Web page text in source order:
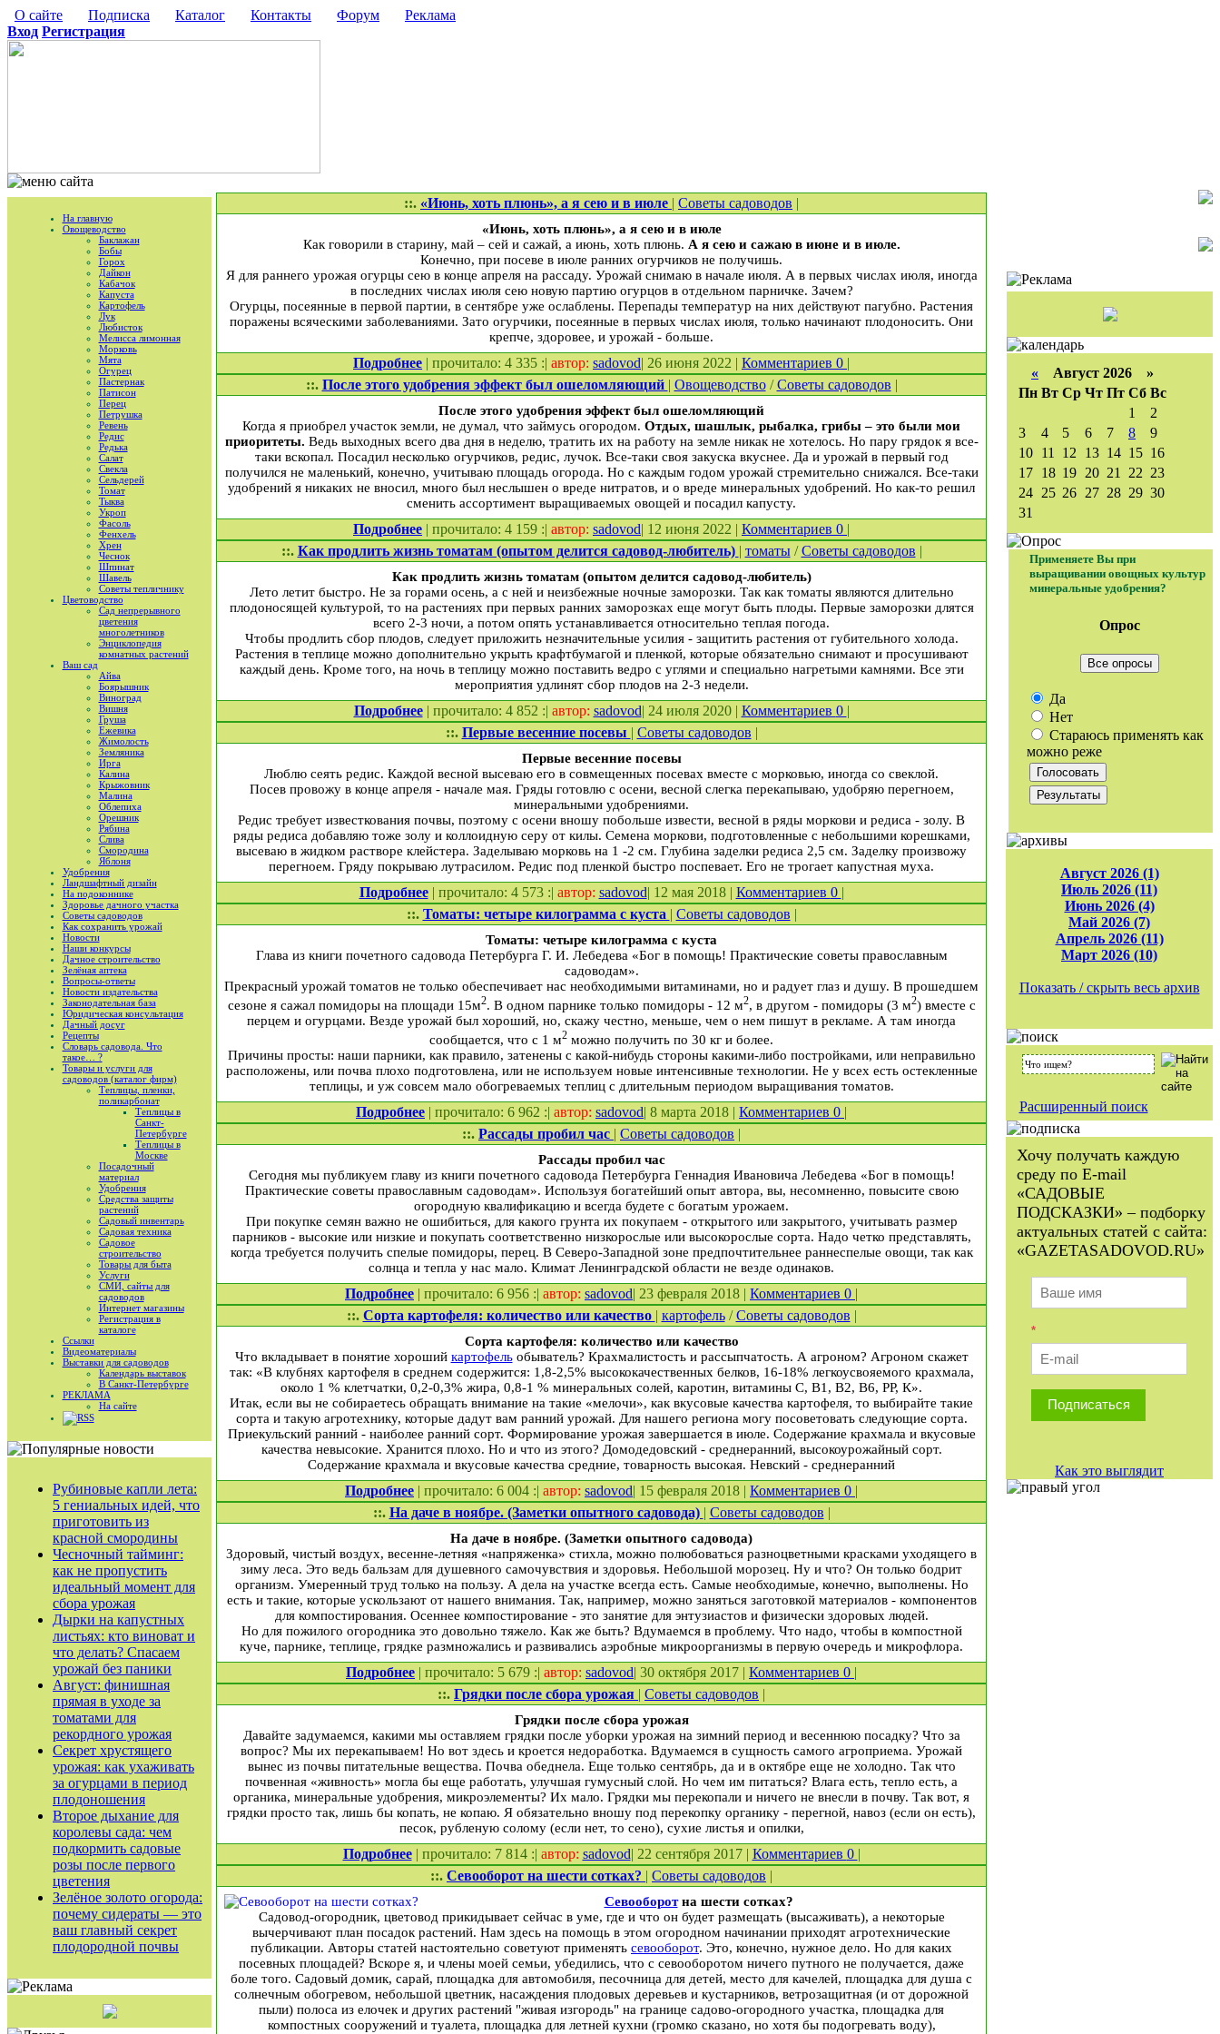
О сайте Подписка Каталог Контакты Форум
Реклама
Вход Регистрация
На главную
Овощеводство
Баклажан
Бобы
Горох
Дайкон
Кабачок
Капуста
Картофель
Лук
Любисток
Мелисса лимонная
Морковь
Мята
Огурец
Пастернак
Патисон
Перец
Петрушка
Ревень
Редис
Редька
Салат
Свекла
Сельдерей
Томат
Тыква
Укроп
Фасоль
Фенхель
Хрен
Чеснок
Шпинат
Шавель
Советы тепличнику
Цветоводство
Сад непрерывного
цветения
многолетников
Энциклопедия
комнатных растений
Ваш сад
Айва
Боярышник
Виноград
Вишня
Груша
Ежевика
Жимолость
Земляника
Ирга
Калина
Крыжовник
Малина
Облепиха
Орешник
Рябина
Слива
Смородина
Яблоня
Удобрения
Ландшафтный дизайн
На подоконнике
Здоровье дачного участка
Советы садоводов
Как сохранить урожай
Новости
Наши конкурсы
Дачное строительство
Зелёная аптека
Вопросы-ответы
Новости издательства
Законодательная база
Юридическая консультация
Дачный досуг
Рецепты
Словарь садовода. Что
такое… ?
Товары и услуги для
садоводов (каталог фирм)
Теплицы, пленки,
поликарбонат
Теплицы в
Санкт-
Петербурге
Теплицы в
Москве
Посадочный
материал
Удобрения
Средства защиты
растений
Садовый инвентарь
Садовая техника
Садовое
строительство
Товары для быта
Услуги
СМИ, сайты для
садоводов
Интернет магазины
Регистрация в
каталоге
Ссылки
Видеоматериалы
Выставки для садоводов
Календарь выставок
В Санкт-Петербурге
РЕКЛАМА
На сайте
RSS
Рубиновые капли лета:
5 гениальных идей, что
приготовить из
красной смородины
Чесночный тайминг:
как не пропустить
идеальный момент для
сбора урожая
Дырки на капустных
листьях: кто виноват и
что делать? Спасаем
урожай без паники
Август: финишная
прямая в уходе за
томатами для
рекордного урожая
Секрет хрустящего
урожая: как ухаживать
за огурцами в период
плодоношения
Второе дыхание для
королевы сада: чем
подкормить садовые
розы после первого
цветения
Зелёное золото огорода:
почему сидераты — это
ваш главный секрет
плодородной почвы
::. «Июнь, хоть плюнь», а я сею и в июле | Советы садоводов |
«Июнь, хоть плюнь», а я сею и в июле
Как говорили в старину, май – сей и сажай, а июнь, хоть плюнь. А я сею и сажаю в июне и в июле.
Конечно, при посеве в июле ранних огурчиков не получишь.
Я для раннего урожая огурцы сею в конце апреля на рассаду. Урожай снимаю в начале июля. А в первых числах июля, иногда
в последних числах июля сею новую партию огурцов в отдельном парничке. Зачем?
Огурцы, посеянные в первой партии, в сентябре уже ослаблены. Перепады температур на них действуют пагубно. Растения
поражены всяческими заболеваниями. Зато огурчики, посеянные в первых числах июля, только начинают плодоносить. Они
крепче, здоровее, и урожай - больше.
Подробнее | прочитало: 4 335 :| автор: sadovod| 26 июня 2022 | Комментариев 0 |
::. После этого удобрения эффект был ошеломляющий | Овощеводство/Советы садоводов |
После этого удобрения эффект был ошеломляющий
Когда я приобрел участок земли, не думал, что займусь огородом. Отдых, шашлык, рыбалка, грибы – это были мои
приоритеты. Ведь выходных всего два дня в неделю, тратить их на работу на земле никак не хотелось. Но пару грядок я все-
таки вскопал. Посадил несколько огурчиков, редис, лучок. Все-таки своя закуска вкуснее. Да и урожай в первый год
получился не маленький, конечно, учитываю площадь огорода. Но с каждым годом урожай стремительно снижался. Все-таки
удобрений я никаких не вносил, много был неслышен о вреде нитратов, и о вреде минеральных удобрений. Но как-то решил
сменить ассортимент выращиваемых овощей и посадил капусту.
Подробнее | прочитало: 4 159 :| автор: sadovod| 12 июня 2022 | Комментариев 0 |
::. Как продлить жизнь томатам (опытом делится садовод-любитель) | томаты/Советы садоводов |
Как продлить жизнь томатам (опытом делится садовод-любитель)
Лето летит быстро. Не за горами осень, а с ней и неизбежные ночные заморозки. Так как томаты являются длительно
плодоносящей культурой, то на растениях при первых ранних заморозках еще могут быть плоды. Первые заморозки длятся
всего 2-3 ночи, а потом опять устанавливается относительно теплая погода.
Чтобы продлить сбор плодов, следует приложить незначительные усилия - защитить растения от губительного холода.
Растения в теплице можно дополнительно укрыть крафтбумагой и пленкой, которые обязательно снимают и просушивают
каждый день. Кроме того, на ночь в теплицу можно поставить ведро с углями и специально нагретыми камнями. Все эти
мероприятия удлинят сбор плодов на 2-3 недели.
Подробнее| прочитало: 4 852 :| автор: sadovod| 24 июля 2020 | Комментариев 0 |
::. Первые весенние посевы | Советы садоводов |
Первые весенние посевы
Люблю сеять редис. Каждой весной высеваю его в совмещенных посевах вместе с морковью, иногда со свеклой.
Посев провожу в конце апреля - начале мая. Гряды готовлю с осени, весной слегка перекапываю, удобряю перегноем,
минеральными удобрениями.
Редис требует известкования почвы, поэтому с осени вношу побольше извести, весной в ряды моркови и редиса - золу. В
ряды редиса добавляю тоже золу и коллоидную серу от килы. Семена моркови, подготовленные с небольшими корешками,
высеваю в жидком растворе клейстера. Заделываю морковь на 1 -2 см. Глубина заделки редиса 2,5 см. Заделку произвожу
перегноем. Гряду покрываю лутрасилом. Редис под пленкой быстро поспевает. Его не трогает капустная муха.
Подробнее| прочитало: 4 573 :| автор: sadovod| 12 мая 2018 | Комментариев 0 |
::. Томаты: четыре килограмма с куста | Советы садоводов |
Томаты: четыре килограмма с куста
Глава из книги почетного садовода Петербурга Г. И. Лебедева «Бог в помощь! Практические советы православным
садоводам».
Прекрасный урожай томатов не только обеспечивает нас необходимыми витаминами, но и радует глаз и душу. В прошедшем
сезоне я сажал помидоры на площади 15м2. В одном парнике только помидоры - 12 м2, в другом - помидоры (3 м2) вместе с
перцем и огурцами. Везде урожай был хороший, но, скажу честно, меньше, чем о нем пишут в рекламе. А там иногда
сообщается, что с 1 м2 можно получить по 30 кг и более.
Причины просты: наши парники, как правило, затенены с какой-нибудь стороны какими-либо постройками, или неправильно
расположены, или почва плохо подготовлена, или не используем новые интенсивные технологии. Не у всех есть остекленные
теплицы, и уж совсем мало обогреваемых теплиц с длительным периодом выращивания томатов.
Подробнее | прочитало: 6 962 :| автор: sadovod| 8 марта 2018 | Комментариев 0 |
::. Рассады пробил час | Советы садоводов |
Рассады пробил час
Сегодня мы публикуем главу из книги почетного садовода Петербурга Геннадия Ивановича Лебедева «Бог в помощь!
Практические советы православным садоводам». Используя богатейший опыт автора, вы, несомненно, повысите свою
огородную квалификацию и всегда будете с богатым урожаем.
При покупке семян важно не ошибиться, для какого грунта их покупаем - открытого или закрытого, учитывать размер
парников - высокие или низкие и покупать соответственно низкорослые или высокорослые сорта. Надо четко представлять,
когда требуется получить спелые помидоры, перец. В Северо-Западной зоне предпочтительнее раннеспелые овощи, так как
солнца и тепла у нас мало. Климат Ленинградской области не везде одинаков.
Подробнее | прочитало: 6 956 :| автор: sadovod| 23 февраля 2018 | Комментариев 0 |
::. Сорта картофеля: количество или качество | картофель/Советы садоводов |
Сорта картофеля: количество или качество
Что вкладывает в понятие хороший картофельобыватель? Крахмалистость и рассыпчатость. А агроном? Агроном скажет
так: «В клубнях картофеля в среднем содержится: 1,8-2,5% высококачественных белков, 16-18% легкоусвояемого крахмала,
около 1 % клетчатки, 0,2-0,3% жира, 0,8-1 % минеральных солей, каротин, витамины С, В1, В2, В6, РР, К».
Итак, если вы не собираетесь обращать внимание на такие «мелочи», как вкусовые качества картофеля, то выбирайте такие
сорта и такую агротехнику, которые дадут вам ранний урожай. Для нашего региона могу посоветовать следующие сорта.
Приекульский ранний - наиболее ранний сорт. Формирование урожая завершается в июле. Содержание крахмала и вкусовые
качества невысокие. Хранится плохо. Но и что из этого? Домодедовский - среднеранний, высокоурожайный сорт.
Содержание крахмала и вкусовые качества средние, товарность высокая. Невский - среднеранний
Подробнее | прочитало: 6 004 :| автор: sadovod| 15 февраля 2018 | Комментариев 0 |
::. На даче в ноябре. (Заметки опытного садовода) | Советы садоводов |
На даче в ноябре. (Заметки опытного садовода)
Здоровый, чистый воздух, весенне-летняя «напряженка» стихла, можно полюбоваться разноцветными красками уходящего в
зиму леса. Это ведь бальзам для душевного самочувствия и здоровья. Небольшой морозец. Ну и что? Он только бодрит
организм. Умеренный труд только на пользу. А дела на участке всегда есть. Самые необходимые, конечно, выполнены. Но
есть и такие, которые ускользают от нашего внимания. Так, например, можно заняться заготовкой материалов - компонентов
для компостирования. Осеннее компостирование - это занятие для энтузиастов и физически здоровых людей.
Но для пожилого огородника это довольно тяжело. Как же быть? Вдумаемся в проблему. Что надо, чтобы в компостной
куче, парнике, теплице, грядке размножались и развивались аэробные микроорганизмы в первую очередь и микрофлора.
Подробнее | прочитало: 5 679 :| автор: sadovod| 30 октября 2017 | Комментариев 0 |
::. Грядки после сбора урожая | Советы садоводов |
Грядки после сбора урожая
Давайте задумаемся, какими мы оставляем грядки после уборки урожая на зимний период и весеннюю посадку? Что за
вопрос? Мы их перекапываем! Но вот здесь и кроется недоработка. Вдумаемся в сущность самого агроприема. Урожай
вынес из почвы питательные вещества. Почва обеднела. Еще только сентябрь, да и в октябре еще не холодно. Так что
почвенная «живность» могла бы еще работать, улучшая гумусный слой. Но чем им питаться? Влага есть, тепло есть, а
органика, минеральные удобрения, микроэлементы? Их мало. Грядки мы перекопали и ничего не внесли в почву. Так вот, я
грядки просто так, лишь бы копать, не копаю. Я обязательно вношу под перекопку органику - перегной, навоз (если он есть),
песок, рубленую солому (если нет, то сено), сухие листья и опилки,
Подробнее| прочитало: 7 814 :| автор: sadovod| 22 сентября 2017 | Комментариев 0 |
::. Севооборот на шести сотках? | Советы садоводов |
Севооборотна шести сотках?
Садовод-огородник, цветовод прикидывает сейчас в уме, где и что он будет размещать (высаживать), а некоторые
вычерчивают план посадок растений. Нам здесь на помощь в этом огородном начинании приходят агротехнические
публикации. Авторы статей настоятельно советуют применять севооборот. Это, конечно, нужное дело. Но для каких
посевных площадей? Вскоре я, и члены моей семьи, убедились, что с севооборотом ничего путного не получается, даже
боле того. Садовый домик, сарай, площадка для автомобиля, песочница для детей, место для качелей, площадка для душа с
солнечным обогревом, небольшой цветник, насаждения плодовых деревьев и кустарников, ветрозащитная (и от дорожной
пыли) полоса из елочек и других растений "живая изгородь" на границе садово-огородного участка, площадка для
компостных сооружений и туалета, площадка для летней кухни (громко сказано, но хотя бы подогревать воду),
« Август 2026 »
Пн Вт Ср Чт Пт Сб Вс
1
2
3
4 5 6 7 8
9
10 11 12 13 14 15 16
17 18 19 20 21 22 23
24 25 26 27 28 29 30
31
Применяете Вы при
выращивании овощных культур
минеральные удобрения?
Опрос
Все опросы
Да
Нет
Стараюсь применять как
можно реже
Август 2026 (1)
Июль 2026 (11)
Июнь 2026 (4)
Май 2026 (7)
Апрель 2026 (11)
Март 2026 (10)
Показать / скрыть весь архив
Расширенный поиск
Хочу получать каждую
среду по E-mail
«САДОВЫЕ
ПОДСКАЗКИ» – подборку
актуальных статей с сайта:
«GAZETASADOVOD.RU»
*
Подписаться
Как это выглядит